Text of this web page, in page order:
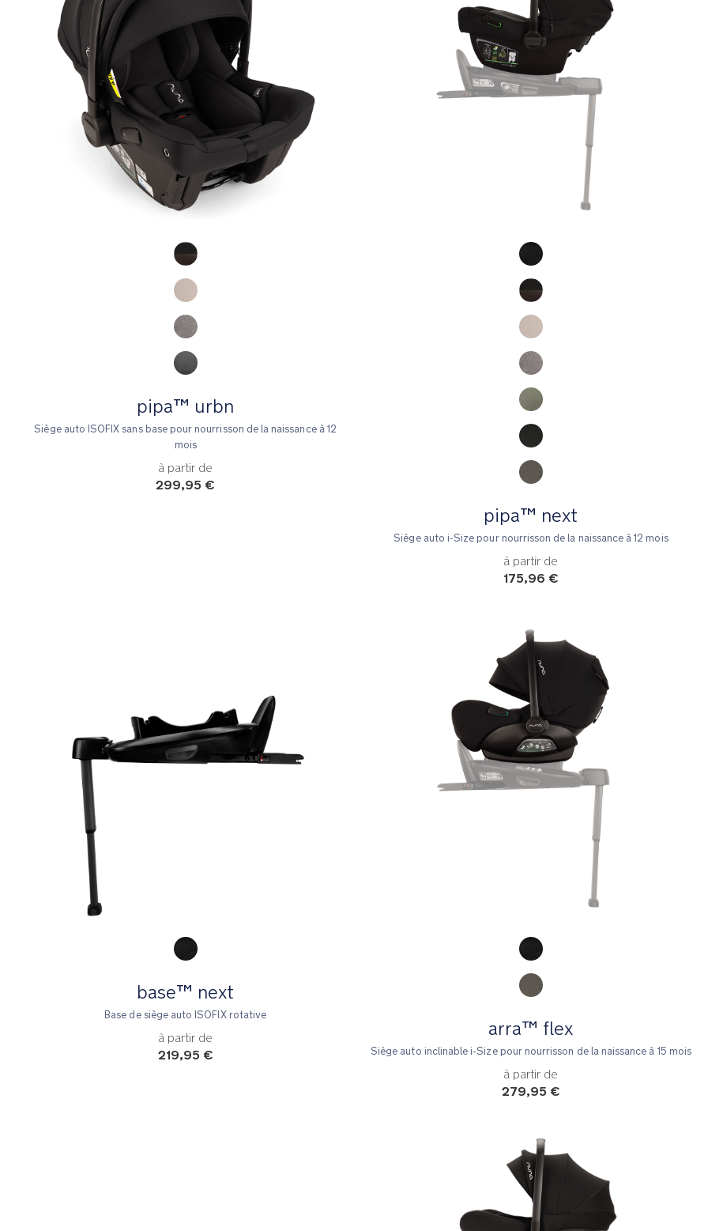
pipa™ urbn
Siège auto ISOFIX sans base pour nourrisson de la naissance à 12
mois
à partir de
299,95 €
pipa™ next
Siège auto i-Size pour nourrisson de la naissance à 12 mois
à partir de
175,96 €
base™ next
Base de siège auto ISOFIX rotative
à partir de
219,95 €
arra™ flex
Siège auto inclinable i-Size pour nourrisson de la naissance à 15 mois
à partir de
279,95 €